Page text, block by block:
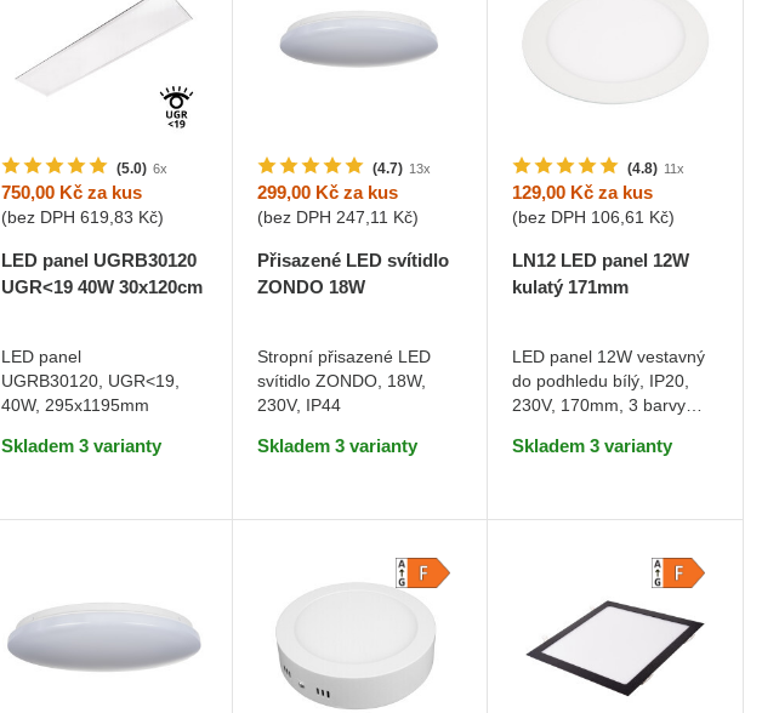
(5.0) 6x
750,00 Kč za kus
(bez DPH619,83 Kč)
LED panel UGRB30120
UGR<19 40W 30x120cm
LED panel
UGRB30120, UGR<19,
40W, 295x1195mm
Skladem 3 varianty
DO KOŠÍKU
(4.7) 13x
299,00 Kčza kus
(bez DPH 247,11 Kč)
Přisazené LED svítidlo
ZONDO 18W
Stropní přisazené LED
svítidlo ZONDO, 18W,
230V, IP44
Skladem 3 varianty
DO KOŠÍKU
(4.8) 11x
129,00 Kč za kus
(bez DPH 106,61 Kč)
LN12 LED panel 12W
kulatý 171mm
LED panel 12W vestavný
do podhledu bílý, IP20,
230V, 170mm, 3 barvy
Skladem 3 varianty
DO KOŠÍKU